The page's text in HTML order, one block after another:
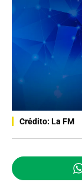
Crédito: La FM